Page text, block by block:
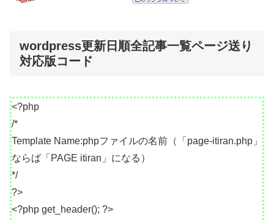
wordpress更新日順全記事一覧ページ送り
対応版コード
<?php
/*
Template Name:phpファイルの名前（「page-itiran.php」
ならば「PAGE itiran」になる）
*/
?>
<?php get_header(); ?>